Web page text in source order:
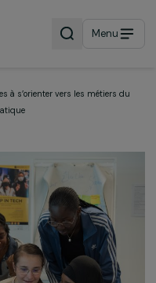
Menu
filles à s’orienter vers les métiers